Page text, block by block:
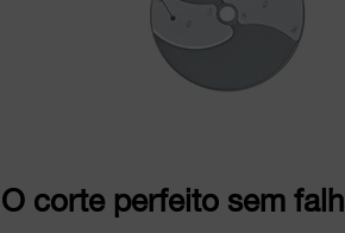
O corte perfeito sem